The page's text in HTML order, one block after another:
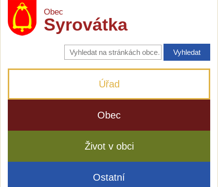
Obec
Syrovátka
Vyhledávání
na
stránkách
Úřad
Obec
Život v obci
Ostatní